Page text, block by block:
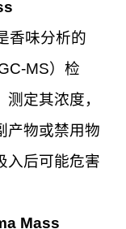
香味分析的
MS）检
定其浓度，
产物或禁用物
入后可能危害
Mass